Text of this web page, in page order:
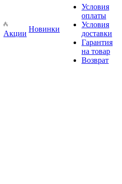
Акции
Новинки
Условия
оплаты
Условия
доставки
Гарантия
на товар
Возврат